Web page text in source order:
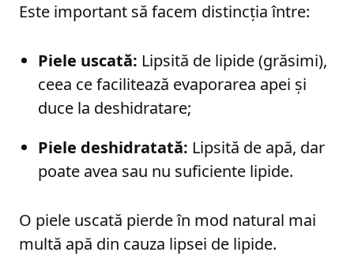
Este important să facem distincția între:
Piele uscată: Lipsită de lipide (grăsimi),
ceea ce facilitează evaporarea apei și
duce la deshidratare;
Piele deshidratată: Lipsită de apă, dar
poate avea sau nu suficiente lipide.
O piele uscată pierde în mod natural mai
multă apă din cauza lipsei de lipide.